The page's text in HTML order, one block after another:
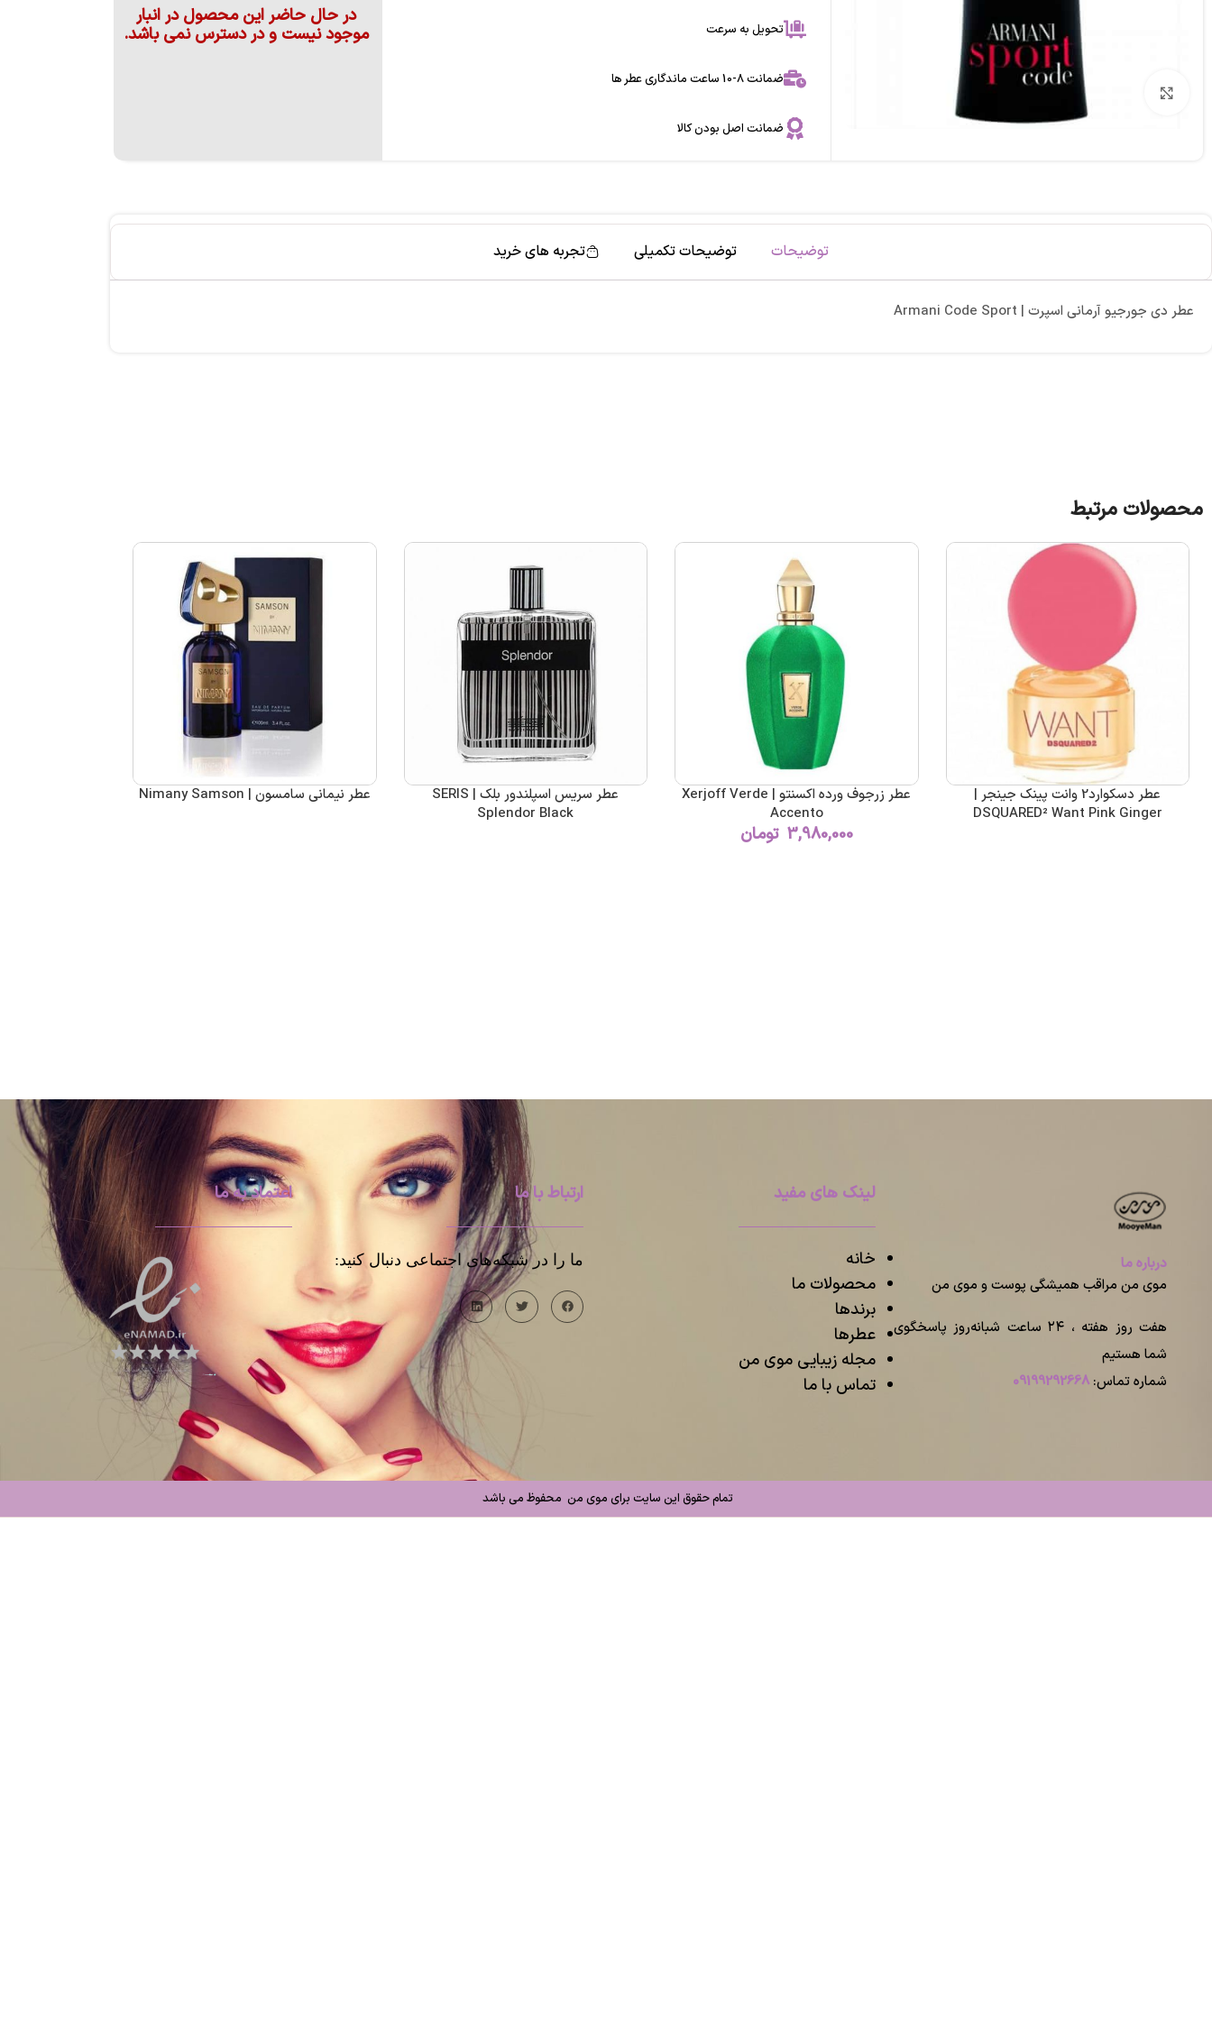
برای بزرگنمایی کلیک کنید
تحویل به سرعت
ضمانت 8-10 ساعت ماندگاری عطر ها
ضمانت اصل بودن کالا
در حال حاضر این محصول در انبار
موجود نیست و در دسترس نمی باشد.
توضیحات توضیحات تکمیلی تجربه های خرید
عطر دی جورجیو آرمانی اسپرت | Armani Code Sport
محصولات مرتبط
عطر دسکوارد2 وانت پینک جینجر |
DSQUARED² Want Pink Ginger
عطر زرجوف ورده اکسنتو | Xerjoff Verde
Accento
3,980,000 تومان
عطر سریس اسپلندور بلک | SERIS
Splendor Black
عطر نیمانی سامسون | Nimany Samson
درباره ما
موی من مراقب همیشگی پوست و موی من
هفت روز هفته ، ۲۴ ساعت شبانه‌روز پاسخگوی
شما هستیم
شماره تماس: 09199292668
لینک های مفید
خانه
محصولات ما
برندها
عطرها
مجله زیبایی موی من
تماس با ما
ارتباط با ما
ما را در شبکه‌های اجتماعی دنبال کنید:
اعتماد به ما
تمام حقوق این سایت برای موی من محفوظ می باشد